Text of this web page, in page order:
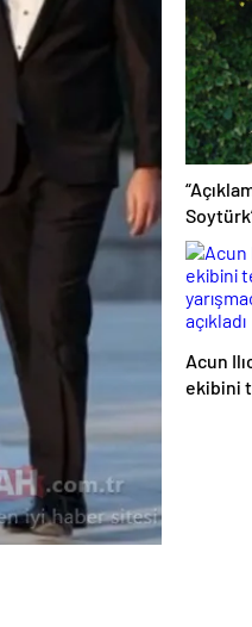
Şarkıcı
sitem
tokat
Acun
ekibini